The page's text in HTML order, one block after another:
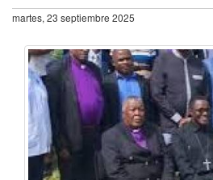
martes, 23 septiembre 2025